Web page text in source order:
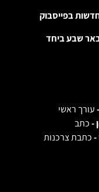
בפייסבוק
שבע ביחד
עורך ראשי
-כתב
-כתבת צרכנות